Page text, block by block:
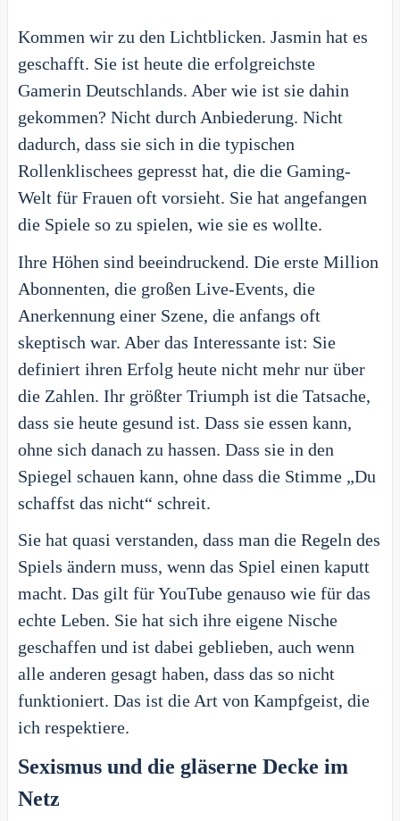
Kommen wir zu den Lichtblicken. Jasmin hat es
geschafft. Sie ist heute die erfolgreichste
Gamerin Deutschlands. Aber wie ist sie dahin
gekommen? Nicht durch Anbiederung. Nicht
dadurch, dass sie sich in die typischen
Rollenklischees gepresst hat, die die Gaming-
Welt für Frauen oft vorsieht. Sie hat angefangen
die Spiele so zu spielen, wie sie es wollte.
Ihre Höhen sind beeindruckend. Die erste Million
Abonnenten, die großen Live-Events, die
Anerkennung einer Szene, die anfangs oft
skeptisch war. Aber das Interessante ist: Sie
definiert ihren Erfolg heute nicht mehr nur über
die Zahlen. Ihr größter Triumph ist die Tatsache,
dass sie heute gesund ist. Dass sie essen kann,
ohne sich danach zu hassen. Dass sie in den
Spiegel schauen kann, ohne dass die Stimme „Du
schaffst das nicht“ schreit.
Sie hat quasi verstanden, dass man die Regeln des
Spiels ändern muss, wenn das Spiel einen kaputt
macht. Das gilt für YouTube genauso wie für das
echte Leben. Sie hat sich ihre eigene Nische
geschaffen und ist dabei geblieben, auch wenn
alle anderen gesagt haben, dass das so nicht
funktioniert. Das ist die Art von Kampfgeist, die
ich respektiere.
Sexismus und die gläserne Decke im
Netz